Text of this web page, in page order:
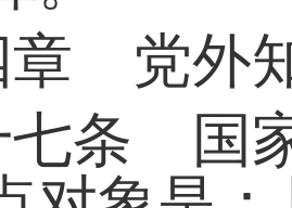
民主党派
职锻炼
。